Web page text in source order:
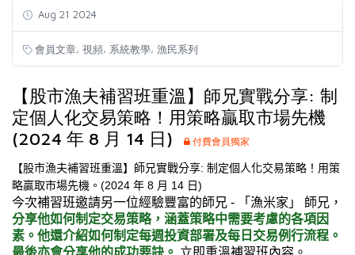
Aug 21 2024
會員文章, 視頻, 系統教學, 漁民系列
【股市漁夫補習班重溫】師兄實戰分享: 制
定個人化交易策略！用策略贏取市場先機
(2024 年 8 月 14 日)
付費會員獨家
【股市漁夫補習班重溫】師兄實戰分享: 制定個人化交易策略！用策
略贏取市場先機。 (2024 年 8 月 14 日)
今次補習班邀請另一位經驗豐富的師兄 -
「漁米家」 師兄，
分享他如何制定交易策略，涵蓋策略中需要考慮的各項因
素。他還介紹如何制定每週投資部署及每日交易例行流程。
最後亦會分享他的成功要訣。 立即重溫補習班內容。